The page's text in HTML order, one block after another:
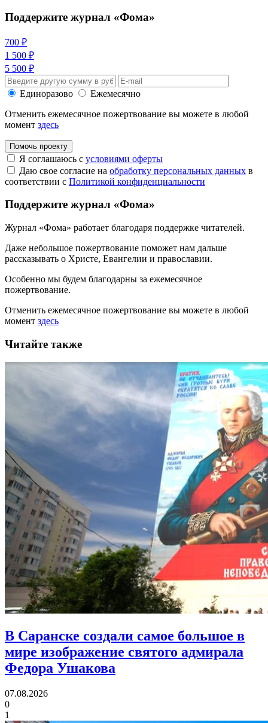
Поддержите журнал «Фома»
700 ₽
1 500 ₽
5 500 ₽
Единоразово
Ежемесячно
Отменить ежемесячное пожертвование вы можете в любой
момент здесь
Помочь проекту
Я соглашаюсь с условиями оферты
Даю свое согласие на обработку персональных данных в
соответствии с Политикой конфиденциальности
Поддержите журнал «Фома»
Журнал «Фома» работает благодаря поддержке читателей.
Даже небольшое пожертвование поможет нам дальше
рассказывать о Христе, Евангелии и православии.
Особенно мы будем благодарны за ежемесячное
пожертвование.
Отменить ежемесячное пожертвование вы можете в любой
момент здесь
Читайте также
В Саранске создали самое большое в
мире изображение святого адмирала
Федора Ушакова
07.08.2026
0
1